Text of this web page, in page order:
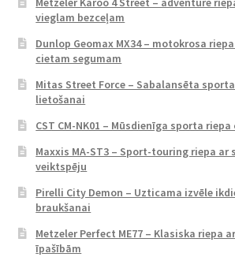
vieglam bezceļam
Dunlop Geomax MX34 – motokrosa
cietam segumam
Mitas Street Force – Sabalansēta
lietošanai
CST CM-NK01 – Mūsdienīga sporta riepa
Maxxis MA-ST3 – Sport-touring riepa ar
veiktspēju
Pirelli City Demon – Uzticama izvēle
braukšanai
Metzeler Perfect ME77 – Klasiska riepa
īpašībām